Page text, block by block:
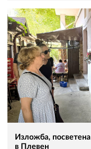
Изложба,
в Плевен